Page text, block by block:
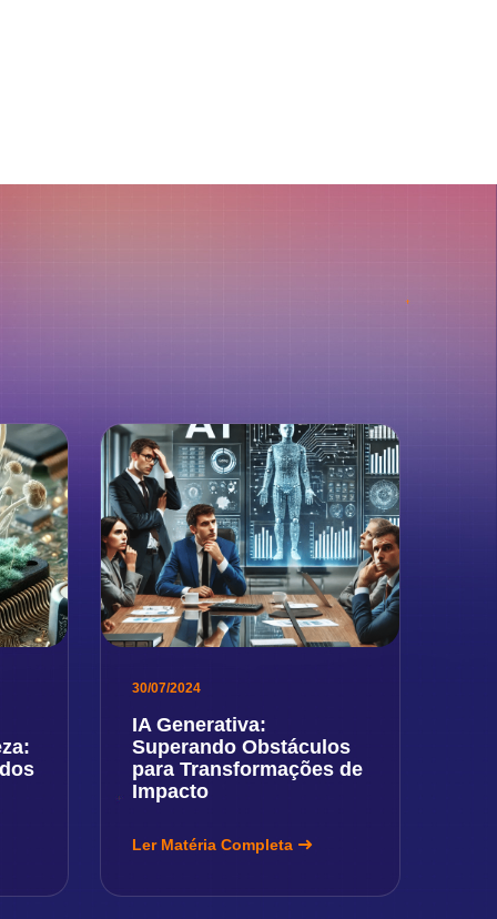
30/07/2024
IA Generativa:
Superando Obstáculos
para Transformações de
Impacto
Ler Matéria Completa